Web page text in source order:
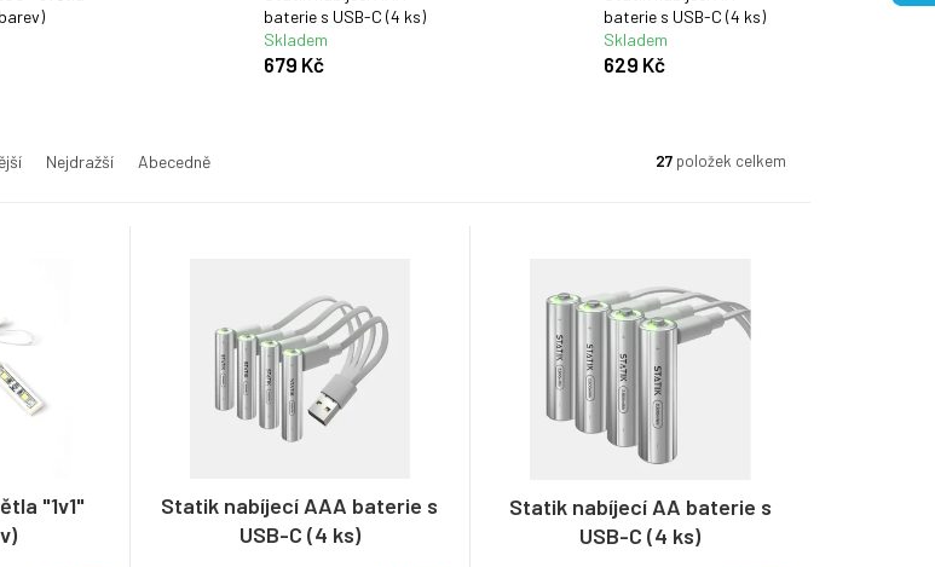
baterie s USB-C (4 ks)
Skladem
679 Kč
baterie s USB-C (4 ks)
Skladem
629 Kč
Nejdražší Abecedně 27 položek celkem
"1v1"
Statik nabíjecí AAA baterie s
USB-C (4 ks)
Statik nabíjecí AA baterie s
USB-C (4 ks)